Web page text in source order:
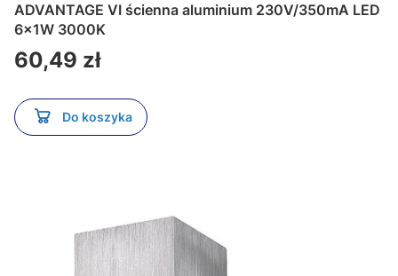
ADVANTAGE VI ścienna aluminium 230V/350mA LED
6x1W 3000K
Cena
60,49 zł
Do koszyka